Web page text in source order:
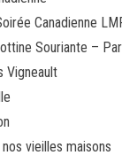
Canadienne
Souriante –
Vigneault
vieilles maisons